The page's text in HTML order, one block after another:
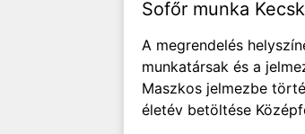
Sofőr munka
A megrendelés
munkatársak és a
Maszkos jelmezbe
életév betöltése